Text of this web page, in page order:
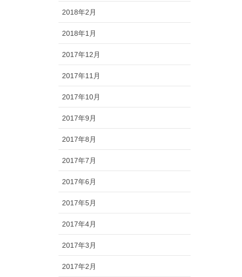
2018年2月
2018年1月
2017年12月
2017年11月
2017年10月
2017年9月
2017年8月
2017年7月
2017年6月
2017年5月
2017年4月
2017年3月
2017年2月